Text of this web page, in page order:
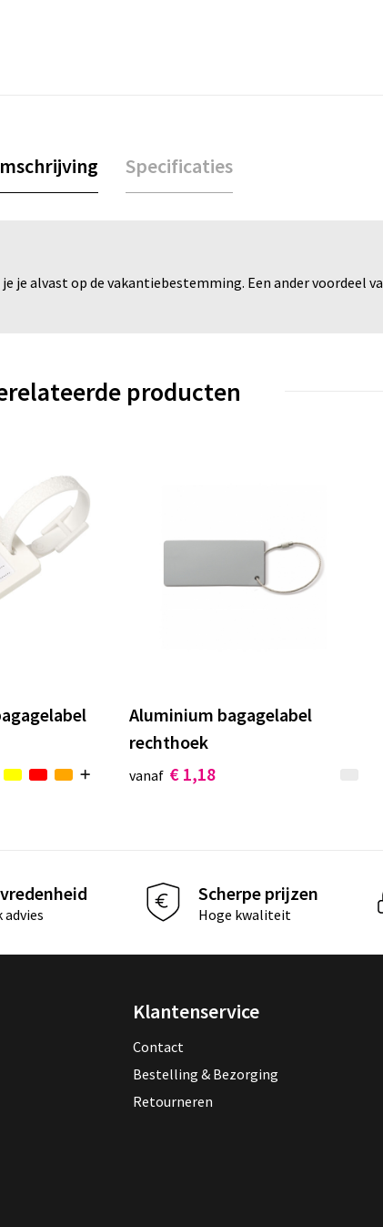
Specificaties
je alvast op de vakantiebestemming. Een ander voordeel
producten
Aluminium bagagelabel
rechthoek
vanaf € 1,18
Scherpe prijzen
Hoge kwaliteit
Klantenservice
Contact
Bestelling & Bezorging
Retourneren